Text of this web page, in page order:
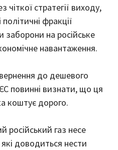
чіткої стратегії виходу,
фракції
заборони на російське
навантаження.
до дешевого
повинні визнати, що ця
коштує дорого.
російський газ несе
доводиться нести